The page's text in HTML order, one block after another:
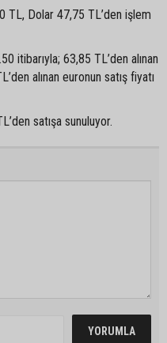
TL, Dolar 47,75 TL’den işlem
itibarıyla; 63,85 TL’den alınan
alınan euronun satış fiyatı
satışa sunuluyor.